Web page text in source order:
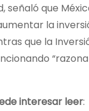
señaló que
la
que la
interesar leer: